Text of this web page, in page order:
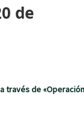
de
través de «Operación